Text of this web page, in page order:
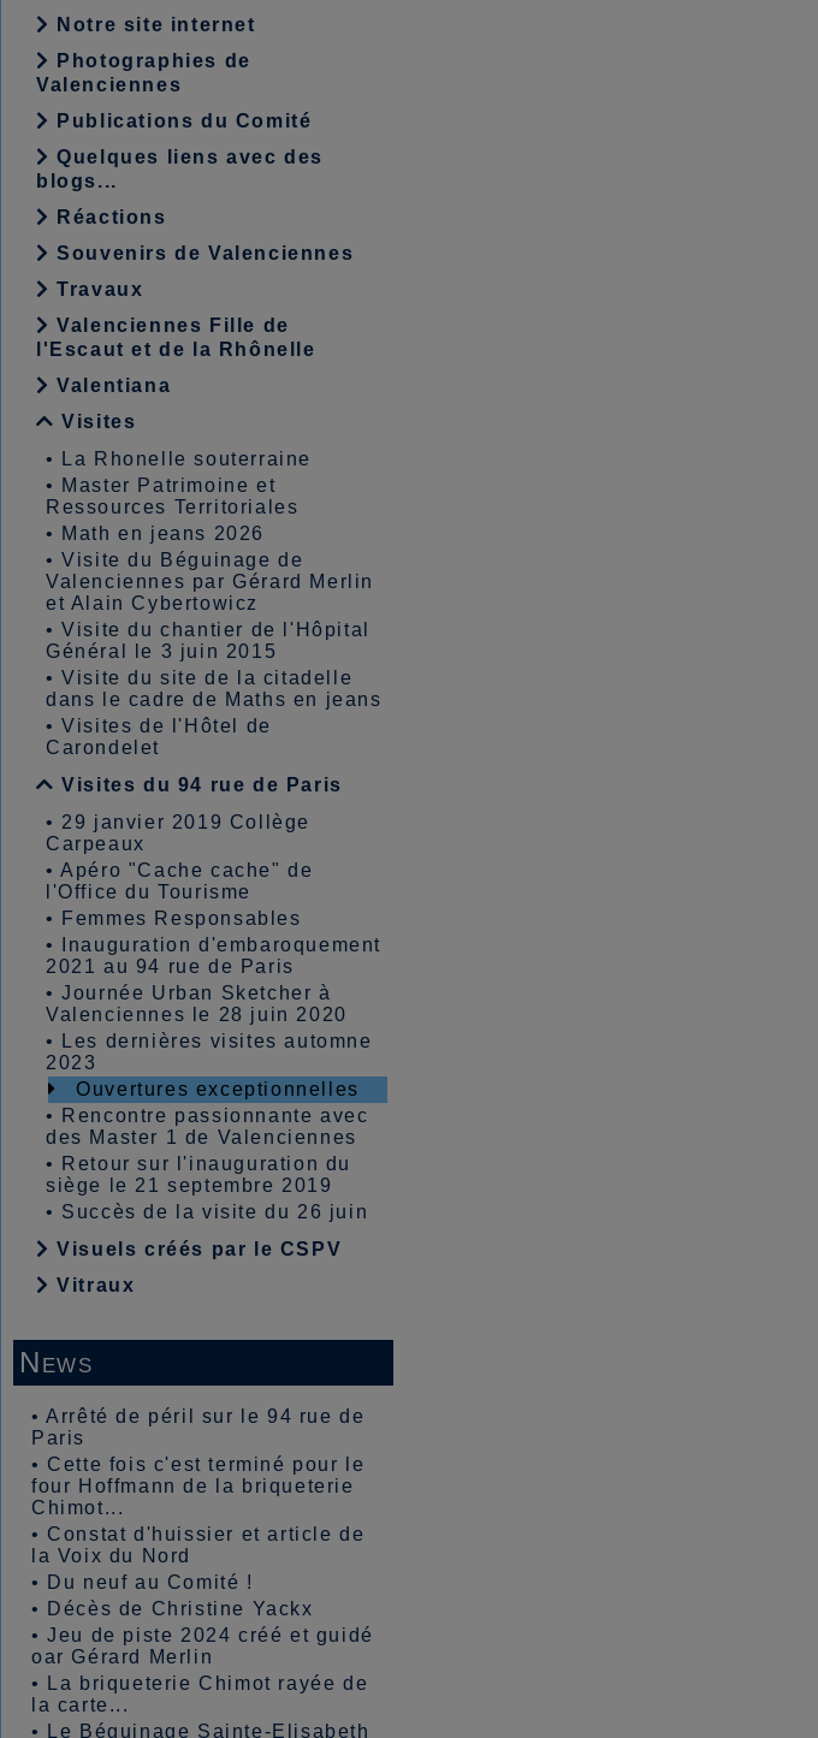
Notre site internet
Photographies de
Valenciennes
Publications du Comité
Quelques liens avec des
blogs...
Réactions
Souvenirs de Valenciennes
Travaux
Valenciennes Fille de
l'Escaut et de la Rhônelle
Valentiana
Visites
•
La Rhonelle souterraine
• Master Patrimoine et
Ressources Territoriales
• Math en jeans 2026
•Visite du Béguinage de
Valenciennes par Gérard Merlin
et Alain Cybertowicz
•Visite du chantier de l'Hôpital
Général le 3 juin 2015
•Visite du site de la citadelle
dans le cadre de Maths en jeans
•Visites de l'Hôtel de
Carondelet
Visites du 94 rue de Paris
• 29 janvier 2019 Collège
Carpeaux
•Apéro "Cache cache" de
l'Office du Tourisme
•
Femmes Responsables
•
Inauguration d'embaroquement
2021 au 94 rue de Paris
•Journée Urban Sketcher à
Valenciennes le 28 juin 2020
•
Les dernières visites automne
2023
Ouvertures exceptionnelles
•
Rencontre passionnante avec
des Master 1 de Valenciennes
•
Retour sur l'inauguration du
siège le 21 septembre 2019
• Succès de la visite du 26 juin
Visuels créés par le CSPV
Vitraux
News
•Arrêté de péril sur le 94 rue de
Paris
• Cette fois c'est terminé pour le
four Hoffmann de la briqueterie
Chimot...
• Constat d'huissier et article de
la Voix du Nord
•
Du neuf au Comité !
•
Décès de Christine Yackx
•Jeu de piste 2024 créé et guidé
oar Gérard Merlin
•
La briqueterie Chimot rayée de
la carte...
•
Le Béguinage Sainte-Elisabeth